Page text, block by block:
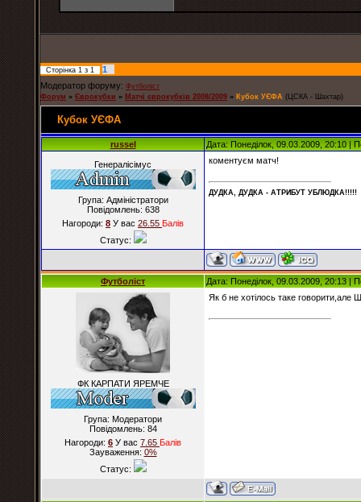
Сторінка 1 з 1
1
Модератор форуму: Футболіст
Форум » Єврокубки » Матчі єврокубків 2008/2009 » Кубок УЄФА (ЦСКА - Шахтар)
Кубок УЄФА
russel Дата: Понеділок, 09.03.2009, 20:10 |
Генералісімус
Група: Адміністратори
Повідомлень: 638
Нагороди: 8 У вас 26.55 Балiв
Статус:
коментуєм матч!
ДУДКА, ДУДКА - АТРИБУT УБЛЮДКА!!!!!
Футболіст Дата: Понеділок, 09.03.2009, 20:13 |
ФК КАРПАТИ ЯРЕМЧЕ
Група: Модератори
Повідомлень: 84
Нагороди: 6 У вас 7.65 Балiв
Зауваження: 0%
Статус:
Як б не хотілось таке